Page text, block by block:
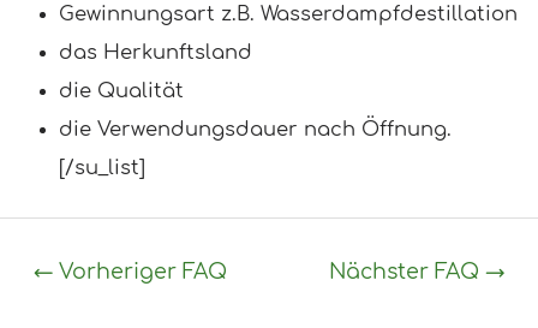
Gewinnungsart z.B. Wasserdampfdestillation
das Herkunftsland
die Qualität
die Verwendungsdauer nach Öffnung.
[/su_list]
← Vorheriger FAQ Nächster FAQ →